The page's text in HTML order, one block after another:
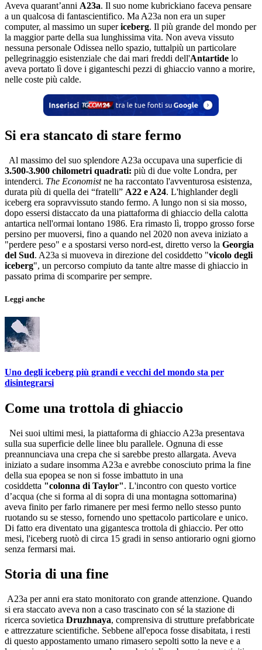
Aveva quarant’anni A23a. Il suo nome kubrickiano faceva pensare
a un qualcosa di fantascientifico. Ma A23a non era un super
computer, al massimo un supericeberg. Il più grande del mondo per
la maggior parte della sua lunghissima vita. Non aveva vissuto
nessuna personale Odissea nello spazio, tuttalpiù un particolare
pellegrinaggio esistenziale che dai mari freddi dell'Antartide lo
aveva portato lì dove i giganteschi pezzi di ghiaccio vanno a morire,
nelle coste più calde.
Si era stancato di stare fermo
Al massimo del suo splendore A23a occupava una superficie di
3.500-3.900 chilometri quadrati: più di due volte Londra, per
intenderci. The Economistne ha raccontato l'avventurosa esistenza,
durata più di quella dei “fratelli” A22 e A24. L'highlander degli
iceberg era sopravvissuto stando fermo. A lungo non si sia mosso,
dopo essersi distaccato da una piattaforma di ghiaccio della calotta
antartica nell'ormai lontano 1986. Era rimasto lì, troppo grosso forse
persino per muoversi, fino a quando nel 2020 non aveva iniziato a
"perdere peso" e a spostarsi verso nord-est, diretto verso la Georgia
del Sud. A23a si muoveva in direzione del cosiddetto "vicolo degli
iceberg", un percorso compiuto da tante altre masse di ghiaccio in
passato prima di scomparire per sempre.
Leggi anche
Uno degli iceberg più grandi e vecchi del mondo sta per
disintegrarsi
Come una trottola di ghiaccio
Nei suoi ultimi mesi, la piattaforma di ghiaccio A23a presentava
sulla sua superficie delle linee blu parallele. Ognuna di esse
preannunciava una crepa che si sarebbe presto allargata. Aveva
iniziato a sudare insomma A23a e avrebbe conosciuto prima la fine
della sua epopea se non si fosse imbattuto in una
cosiddetta "colonna di Taylor". L'incontro con questo vortice
d’acqua (che si forma al di sopra di una montagna sottomarina)
aveva finito per farlo rimanere per mesi fermo nello stesso punto
ruotando su se stesso, fornendo uno spettacolo particolare e unico.
Di fatto era diventato una gigantesca trottola di ghiaccio. Per otto
mesi, l'iceberg ruotò di circa 15 gradi in senso antiorario ogni giorno
senza fermarsi mai.
Storia di una fine
A23a per anni era stato monitorato con grande attenzione. Quando
si era staccato aveva non a caso trascinato con sé la stazione di
ricerca sovietica Druzhnaya, comprensiva di strutture prefabbricate
e attrezzature scientifiche. Sebbene all'epoca fosse disabitata, i resti
di questo appostamento umano rimasero sepolti sotto la neve e a